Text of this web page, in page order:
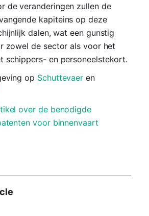
de veranderingen zullen de
kapiteins op deze
dalen, wat een gunstig
zowel de sector als voor het
schippers- en personeelstekort.
op Schuttevaer en
over de benodigde
voor binnenvaart